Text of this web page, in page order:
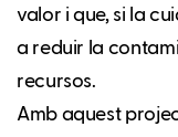
valor i que, si la
a reduir la
recursos.
Amb aquest